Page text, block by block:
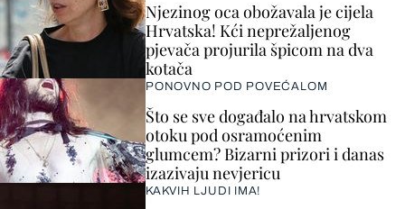
Njezinog oca obožavala je cijela
Hrvatska! Kći neprežaljenog
pjevača projurila špicom na dva
kotača
PONOVNO POD POVEĆALOM
Što se sve događalo na hrvatskom
otoku pod osramoćenim
glumcem? Bizarni prizori i danas
izazivaju nevjericu
KAKVIH LJUDI IMA!